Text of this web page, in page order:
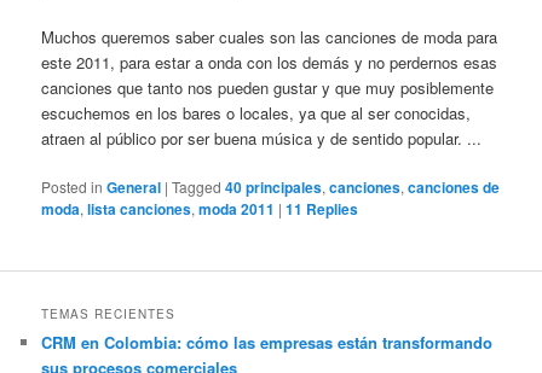
Muchos queremos saber cuales son las canciones de moda para
este 2011, para estar a onda con los demás y no perdernos esas
canciones que tanto nos pueden gustar y que muy posiblemente
escuchemos en los bares o locales, ya que al ser conocidas,
atraen al público por ser buena música y de sentido popular. ...
Posted in General |Tagged 40 principales,canciones,canciones de
moda,lista canciones,moda 2011 |11 Replies
TEMAS RECIENTES
CRM en Colombia: cómo las empresas están transformando
sus procesos comerciales